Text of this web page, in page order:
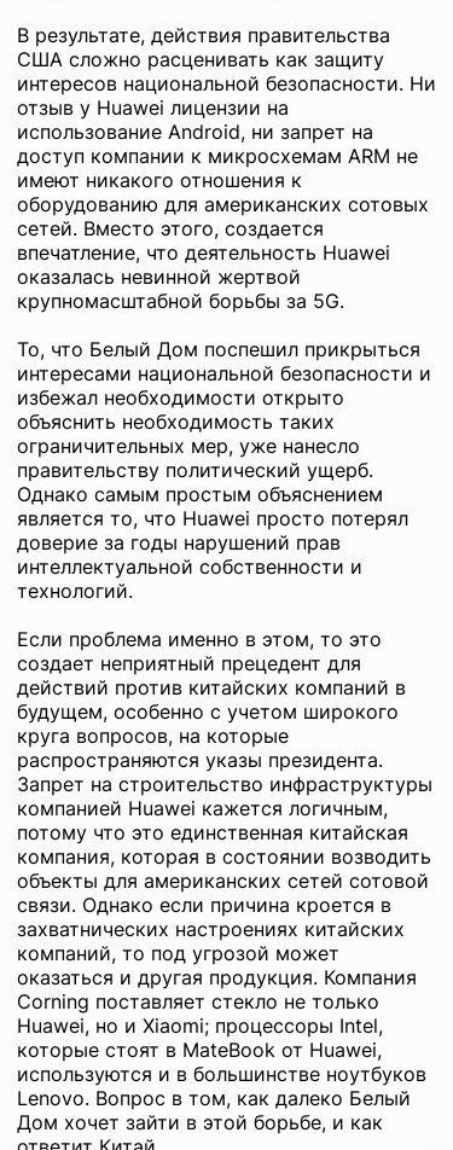
В результате, действия правительства
США сложно расценивать как защиту
интересов национальной безопасности. Ни
отзыв у Huawei лицензии на
использование Android, ни запрет на
доступ компании к микросхемам ARM не
имеют никакого отношения к
оборудованию для американских сотовых
сетей. Вместо этого, создается
впечатление, что деятельность Huawei
оказалась невинной жертвой
крупномасштабной борьбы за 5G.
То, что Белый Дом поспешил прикрыться
интересами национальной безопасности и
избежал необходимости открыто
объяснить необходимость таких
ограничительных мер, уже нанесло
правительству политический ущерб.
Однако самым простым объяснением
является то, что Huawei просто потерял
доверие за годы нарушений прав
интеллектуальной собственности и
технологий.
Если проблема именно в этом, то это
создает неприятный прецедент для
действий против китайских компаний в
будущем, особенно с учетом широкого
круга вопросов, на которые
распространяются указы президента.
Запрет на строительство инфраструктуры
компанией Huawei кажется логичным,
потому что это единственная китайская
компания, которая в состоянии возводить
объекты для американских сетей сотовой
связи. Однако если причина кроется в
захватнических настроениях китайских
компаний, то под угрозой может
оказаться и другая продукция. Компания
Corning поставляет стекло не только
Huawei, но и Xiaomi; процессоры Intel,
которые стоят в MateBook от Huawei,
используются и в большинстве ноутбуков
Lenovo. Вопрос в том, как далеко Белый
Дом хочет зайти в этой борьбе, и как